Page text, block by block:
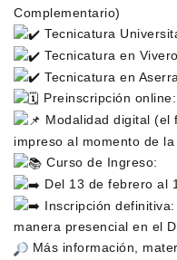
Complementario)
Tecnicatura
Tecnicatura en
Tecnicatura en
Preinscripción
Modalidad digital (el
impreso al momento de
Curso de Ingreso:
Del 13 de febrero al
Inscripción
manera presencial en el
Más información,